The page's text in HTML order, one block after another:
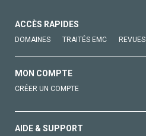
ACCÈS RAPIDES
DOMAINES TRAITÉS EMC REVUES
MON COMPTE
CRÉER UN COMPTE
AIDE & SUPPORT